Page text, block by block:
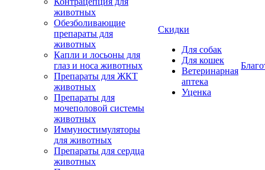
животных
Обезболивающие
препараты для
животных
Капли и лосьоны для
глаз и носа животных
Препараты для ЖКТ
животных
Препараты для
мочеполовой системы
животных
Иммуностимуляторы
для животных
Препараты для сердца
животных
Скидки
Для собак
Для кошек
Ветеринарная
аптека
Уценка